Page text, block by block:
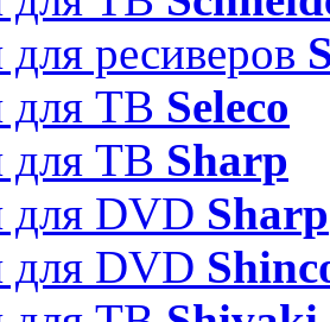
ресиверов
для ТВ Seleco
для ТВ Sharp
для DVD Sharp
для DVD